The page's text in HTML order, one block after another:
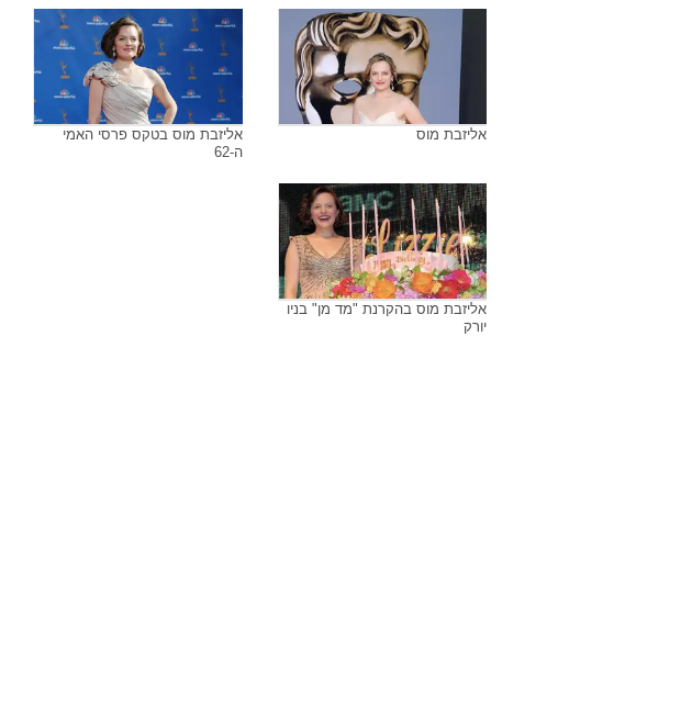
אליזבת מוס
אליזבת מוס בטקס פרסי האמי
ה-62
אליזבת מוס בהקרנת "מד מן" בניו
יורק